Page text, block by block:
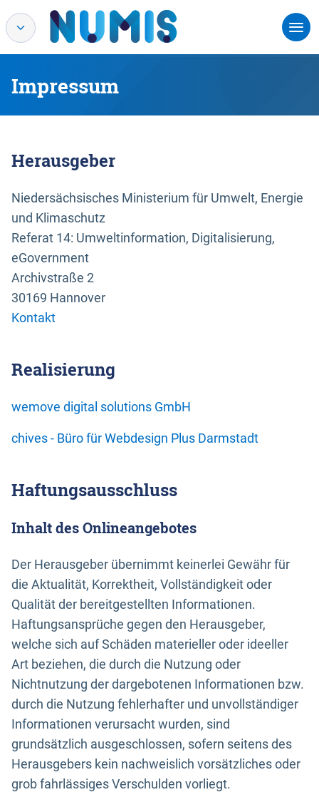
Impressum
Herausgeber
Niedersächsisches Ministerium für Umwelt, Energie
und Klimaschutz
Referat 14: Umweltinformation, Digitalisierung,
eGovernment
Archivstraße 2
30169 Hannover
Kontakt
Realisierung
wemove digital solutions GmbH
chives - Büro für Webdesign Plus Darmstadt
Haftungsausschluss
Inhalt des Onlineangebotes
Der Herausgeber übernimmt keinerlei Gewähr für
die Aktualität, Korrektheit, Vollständigkeit oder
Qualität der bereitgestellten Informationen.
Haftungsansprüche gegen den Herausgeber,
welche sich auf Schäden materieller oder ideeller
Art beziehen, die durch die Nutzung oder
Nichtnutzung der dargebotenen Informationen bzw.
durch die Nutzung fehlerhafter und unvollständiger
Informationen verursacht wurden, sind
grundsätzlich ausgeschlossen, sofern seitens des
Herausgebers kein nachweislich vorsätzliches oder
grob fahrlässiges Verschulden vorliegt.